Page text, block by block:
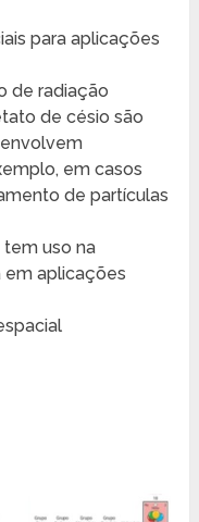
para aplicações
de radiação
de césio são
em casos
de partículas
uso na
em aplicações